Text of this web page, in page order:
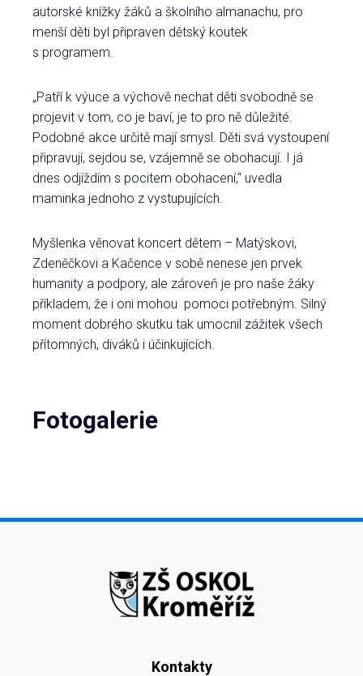
autorské knížky žáků a školního almanachu, pro
menší děti byl připraven dětský koutek
s programem.
„Patří k výuce a výchově nechat děti svobodně se
projevit v tom, co je baví, je to pro ně důležité.
Podobné akce určitě mají smysl. Děti svá vystoupení
připravují, sejdou se, vzájemně se obohacují. I já
dnes odjíždím s pocitem obohacení,“ uvedla
maminka jednoho z vystupujících.
Myšlenka věnovat koncert dětem – Matýskovi,
Zdeněčkovi a Kačence v sobě nenese jen prvek
humanity a podpory, ale zároveň je pro naše žáky
příkladem, že i oni mohou pomoci potřebným. Silný
moment dobrého skutku tak umocnil zážitek všech
přítomných, diváků i účinkujících.
Fotogalerie
Kontakty